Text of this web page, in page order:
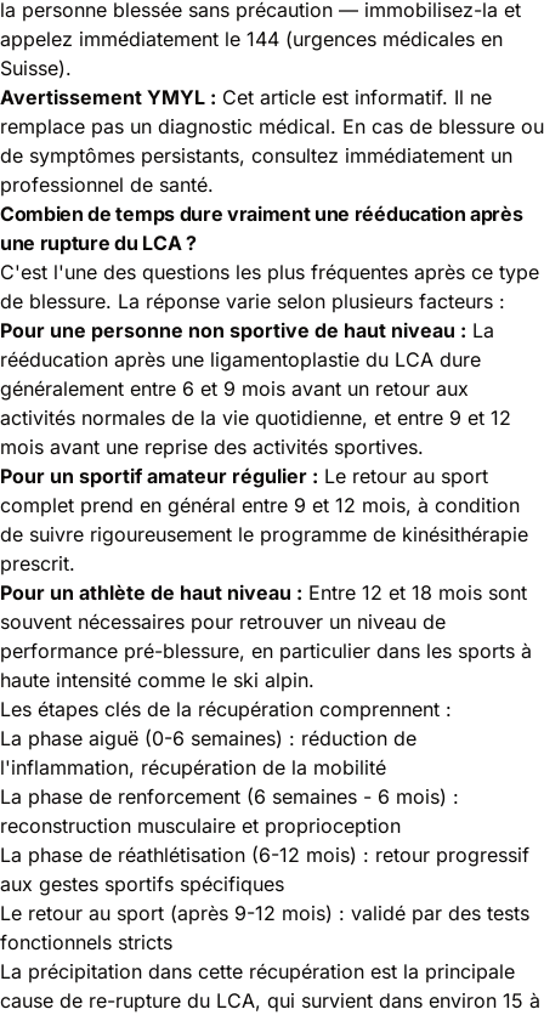
la personne blessée sans précaution — immobilisez-la et
appelez immédiatement le 144 (urgences médicales en
Suisse).
Avertissement YMYL : Cet article est informatif. Il ne
remplace pas un diagnostic médical. En cas de blessure ou
de symptômes persistants, consultez immédiatement un
professionnel de santé.
Combien de temps dure vraiment une rééducation après
une rupture du LCA ?
C'est l'une des questions les plus fréquentes après ce type
de blessure. La réponse varie selon plusieurs facteurs :
Pour une personne non sportive de haut niveau : La
rééducation après une ligamentoplastie du LCA dure
généralement entre 6 et 9 mois avant un retour aux
activités normales de la vie quotidienne, et entre 9 et 12
mois avant une reprise des activités sportives.
Pour un sportif amateur régulier : Le retour au sport
complet prend en général entre 9 et 12 mois, à condition
de suivre rigoureusement le programme de kinésithérapie
prescrit.
Pour un athlète de haut niveau : Entre 12 et 18 mois sont
souvent nécessaires pour retrouver un niveau de
performance pré-blessure, en particulier dans les sports à
haute intensité comme le ski alpin.
Les étapes clés de la récupération comprennent :
La phase aiguë (0-6 semaines) : réduction de
l'inflammation, récupération de la mobilité
La phase de renforcement (6 semaines - 6 mois) :
reconstruction musculaire et proprioception
La phase de réathlétisation (6-12 mois) : retour progressif
aux gestes sportifs spécifiques
Le retour au sport (après 9-12 mois) : validé par des tests
fonctionnels stricts
La précipitation dans cette récupération est la principale
cause de re-rupture du LCA, qui survient dans environ 15 à